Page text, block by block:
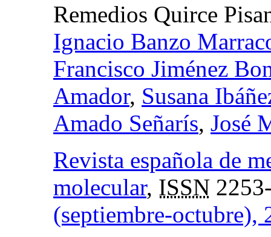
Remedios Quirce
Ignacio Banzo
Francisco Jiménez
Amador, Susana
Amado Señarís, José
Revista española de
molecular, ISSN
(septiembre-octubre),